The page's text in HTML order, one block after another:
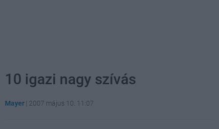
10 igazi nagy szívás
Mayer | 2007 május 10. 11:07